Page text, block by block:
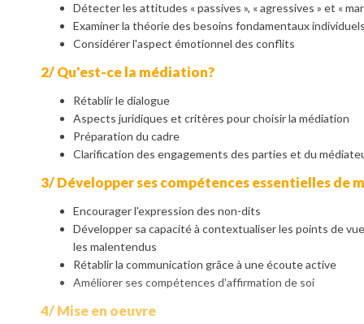
Détecter les attitudes « passives », « agressives » et «
Examiner la théorie des besoins fondamentaux individuels
Considérer l'aspect émotionnel des conflits
2/ Qu'est-ce la médiation?
Rétablir le dialogue
Aspects juridiques et critères pour choisir la médiation
Préparation du cadre
Clarification des engagements des parties et du
3/ Développer ses compétences essentielles de
Encourager l'expression des non-dits
Développer sa capacité à contextualiser les points de
les malentendus
Rétablir la communication grâce à une écoute active
Améliorer ses compétences d'affirmation de soi
4/ Mise en oeuvre